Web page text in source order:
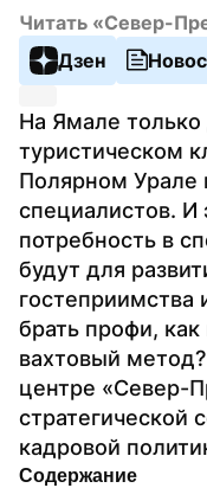
Читать «Север-
Дзен
На Ямале
туристическом
Полярном Урале
специалистов. И
потребность в
будут для
гостеприимства
брать профи,
вахтовый
центре «Север-
стратегической
кадровой
Содержание